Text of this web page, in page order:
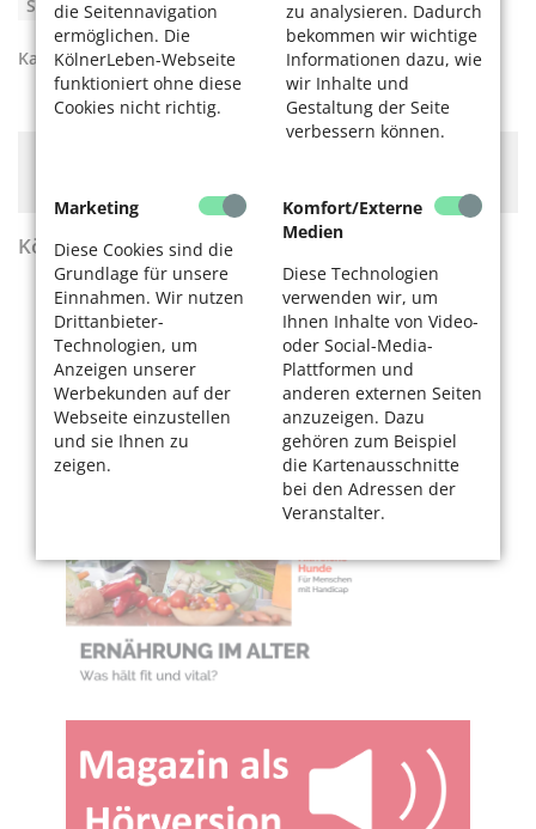
die Seitennavigation
ermöglichen. Die
KölnerLeben-Webseite
funktioniert ohne diese
Cookies nicht richtig.
zu analysieren. Dadurch
bekommen wir wichtige
Informationen dazu, wie
wir Inhalte und
Gestaltung der Seite
verbessern können.
Marketing
Diese Cookies sind die
Grundlage für unsere
Einnahmen. Wir nutzen
Drittanbieter-
Technologien, um
Anzeigen unserer
Werbekunden auf der
Webseite einzustellen
und sie Ihnen zu
zeigen.
Komfort/Externe
Medien
Diese Technologien
verwenden wir, um
Ihnen Inhalte von Video-
oder Social-Media-
Plattformen und
anderen externen Seiten
anzuzeigen. Dazu
gehören zum Beispiel
die Kartenausschnitte
bei den Adressen der
Veranstalter.
Stolpersteine
Kategorien: Kultur , Unser Köln
KölnerLeben Sommer 2026